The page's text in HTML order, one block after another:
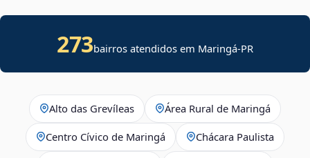
273bairros atendidos em Maringá-PR
Alto das Grevíleas Área Rural de Maringá
Centro Cívico de Maringá Chácara Paulista